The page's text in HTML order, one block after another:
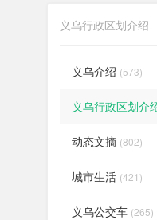
义乌行政区划介绍
义乌介绍 (573)
义乌行政区划介
动态文摘 (802)
城市生活 (421)
义乌公交车 (265)